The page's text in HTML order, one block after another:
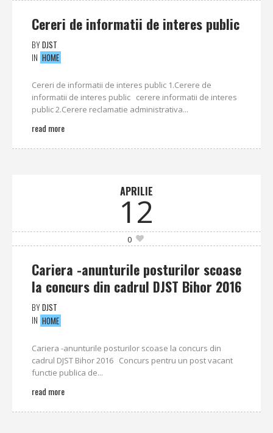
Cereri de informatii de interes public
BYDJST
IN HOME
Cereri de informatii de interes public 1.Cerere de
informatii de interes public cerere informatii de interes
public 2.Cerere reclamatie administrativa...
read more
APRILIE
12
0
Cariera -anunturile posturilor scoase
la concurs din cadrul DJST Bihor 2016
BYDJST
IN HOME
Cariera -anunturile posturilor scoase la concurs din
cadrul DJST Bihor 2016 Concurs pentru un post vacant
functie publica de...
read more